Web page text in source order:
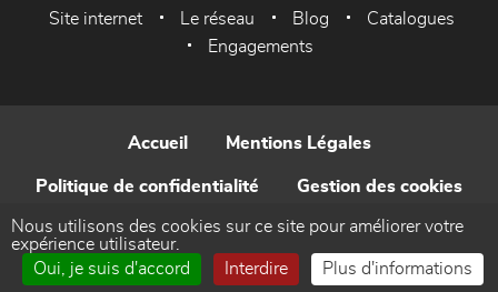
Site internet Le réseau Blog
Catalogues
Engagements
Accueil Mentions Légales
Politique de confidentialité Gestion des cookies
Contact
Nous utilisons des cookies sur ce site pour améliorer votre
expérience utilisateur.
Oui, je suis d'accord
Interdire Plus d'informations